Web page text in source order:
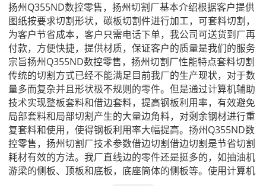
扬州Q355ND数控零售，扬州切割厂基本介绍根据客户提供
图纸按要求切割形状，碳板切割件进行加工，可套料切割，
为客户节省成本，客户只需电话下单，我公司可送货到厂再
付款，方便快捷，提供材质，保证客户的质量是我们的服务
宗旨扬州Q355ND数控零售，扬州切割厂性能特点套料切割
传统的切割方式已经不能满足目前我厂的生产现状，对于数
量多而复杂并且形状极不规则的零件。但是通过计算机辅助
技术实现整板套料和借边套料，提高钢板利用率，有效避免
局部套料和局部切割产生的大量边角料，对剩余钢材进行重
复套料和使用，使得钢板利用率大幅提高。扬州Q355ND数
控零售，扬州切割厂技术参数借边切割借边切割是节省切割
耗材有效的方法。我厂直线边的零件还是挺多的，如抽油机
游梁的侧板、顶板和底板，底座筒体的侧板等。使用计算机